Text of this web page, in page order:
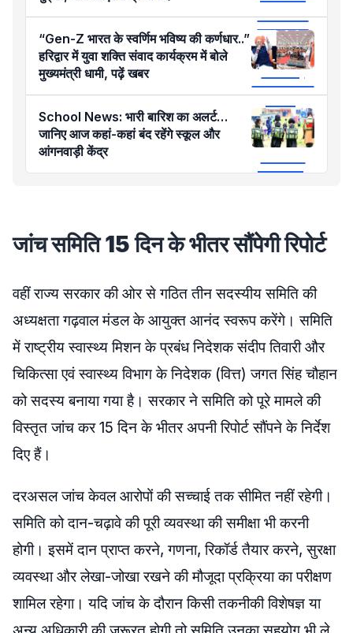
“Gen-Z भारत के स्वर्णिम भविष्य की कर्णधार..”
हरिद्वार में युवा शक्ति संवाद कार्यक्रम में बोले
मुख्यमंत्री धामी, पढ़ें खबर
School News: भारी बारिश का अलर्ट…
जानिए आज कहां-कहां बंद रहेंगे स्कूल और
आंगनवाड़ी केंद्र
जांच समिति 15 दिन के भीतर सौंपेगी रिपोर्ट
वहीं राज्य सरकार की ओर से गठित तीन सदस्यीय समिति की
अध्यक्षता गढ़वाल मंडल के आयुक्त आनंद स्वरूप करेंगे। समिति
में राष्ट्रीय स्वास्थ्य मिशन के प्रबंध निदेशक संदीप तिवारी और
चिकित्सा एवं स्वास्थ्य विभाग के निदेशक (वित्त) जगत सिंह चौहान
को सदस्य बनाया गया है। सरकार ने समिति को पूरे मामले की
विस्तृत जांच कर 15 दिन के भीतर अपनी रिपोर्ट सौंपने के निर्देश
दिए हैं।
दरअसल जांच केवल आरोपों की सच्चाई तक सीमित नहीं रहेगी।
समिति को दान-चढ़ावे की पूरी व्यवस्था की समीक्षा भी करनी
होगी। इसमें दान प्राप्त करने, गणना, रिकॉर्ड तैयार करने, सुरक्षा
व्यवस्था और लेखा-जोखा रखने की मौजूदा प्रक्रिया का परीक्षण
शामिल रहेगा। यदि जांच के दौरान किसी तकनीकी विशेषज्ञ या